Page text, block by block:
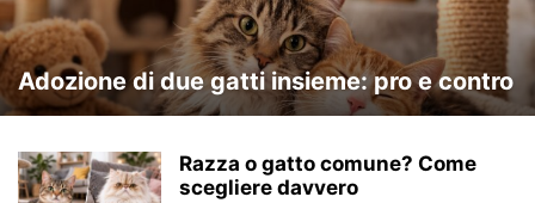
Adozione di due gatti insieme: pro e contro
Razza o gatto comune? Come
scegliere davvero